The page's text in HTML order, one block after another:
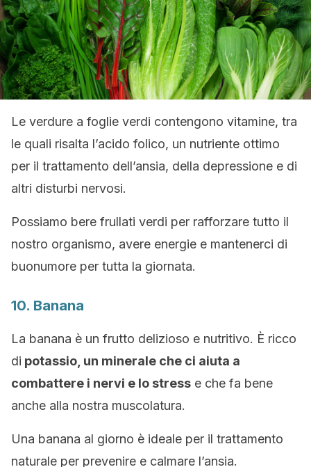
Le verdure a foglie verdi contengono vitamine, tra
le quali risalta l’acido folico, un nutriente ottimo
per il trattamento dell’ansia, della depressione e di
altri disturbi nervosi.
Possiamo bere frullati verdi per rafforzare tutto il
nostro organismo, avere energie e mantenerci di
buonumore per tutta la giornata.
10. Banana
La banana è un frutto delizioso e nutritivo. È ricco
di potassio, un minerale che ci aiuta a
combattere i nervi e lo stress e che fa bene
anche alla nostra muscolatura.
Una banana al giorno è ideale per il trattamento
naturale per prevenire e calmare l’ansia.